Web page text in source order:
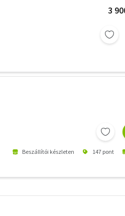
3
Beszállítói készleten 147 pont